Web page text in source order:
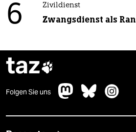
6 Zivildienst
Zwangsdienst als
taz
Folgen Sie uns